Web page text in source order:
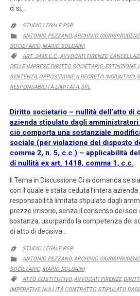
ci si…

STUDIO LEGALE PSP

CATEGORY
ANTONIO PEZZANO ARCHIVIO
SOCIETARIO MARIO SOLDAINI

CATEGORY
ART. 2495 C.C. AVVOCATI FIRENZE,
DELLE IMPRESE, DIRITTO SOCIETARIO ESTINZIONE,
SENTENZA OPPOSIZIONE A DECRETO INGIUNTIVO
RESPONSABILITÀ LIMITATA SRL
Diritto societario – nullità dell’atto di
azienda stipulato dagli
ciò comporta una sostanziale
sociale (per violazione del disposto
comma 2, n. 5, c.c.) – applicabilità
di nullità ex art. 1418, comma 1, c.c.
Il Tema in Discussione Ci si domanda se
con il quale è stata ceduta l’intera azienda
responsabilità limitata stipulato dagli
prezzo irrisorio, senza il consenso dei soci
sostanza, usurpando la competenza dei
di atto di decisiva…

STUDIO LEGALE PSP

CATEGORY
ANTONIO PEZZANO ARCHIVIO
SOCIETARIO MARIO SOLDAINI

CATEGORY
ATTO COSTITUTIVO AVVOCATI FIRENZE,
IMPERATIVE, NULLITÀ CONTRATTO STIPULATO